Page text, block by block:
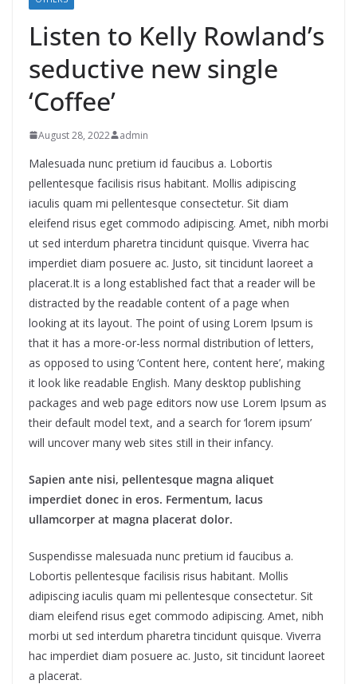
Listen to Kelly Rowland’s
seductive new single
‘Coffee’
August 28, 2022 admin
Malesuada nunc pretium id faucibus a. Lobortis
pellentesque facilisis risus habitant. Mollis adipiscing
iaculis quam mi pellentesque consectetur. Sit diam
eleifend risus eget commodo adipiscing. Amet, nibh morbi
ut sed interdum pharetra tincidunt quisque. Viverra hac
imperdiet diam posuere ac. Justo, sit tincidunt laoreet a
placerat.It is a long established fact that a reader will be
distracted by the readable content of a page when
looking at its layout. The point of using Lorem Ipsum is
that it has a more-or-less normal distribution of letters,
as opposed to using ‘Content here, content here’, making
it look like readable English. Many desktop publishing
packages and web page editors now use Lorem Ipsum as
their default model text, and a search for ‘lorem ipsum’
will uncover many web sites still in their infancy.
Sapien ante nisi, pellentesque magna aliquet
imperdiet donec in eros. Fermentum, lacus
ullamcorper at magna placerat dolor.
Suspendisse malesuada nunc pretium id faucibus a.
Lobortis pellentesque facilisis risus habitant. Mollis
adipiscing iaculis quam mi pellentesque consectetur. Sit
diam eleifend risus eget commodo adipiscing. Amet, nibh
morbi ut sed interdum pharetra tincidunt quisque. Viverra
hac imperdiet diam posuere ac. Justo, sit tincidunt laoreet
a placerat.